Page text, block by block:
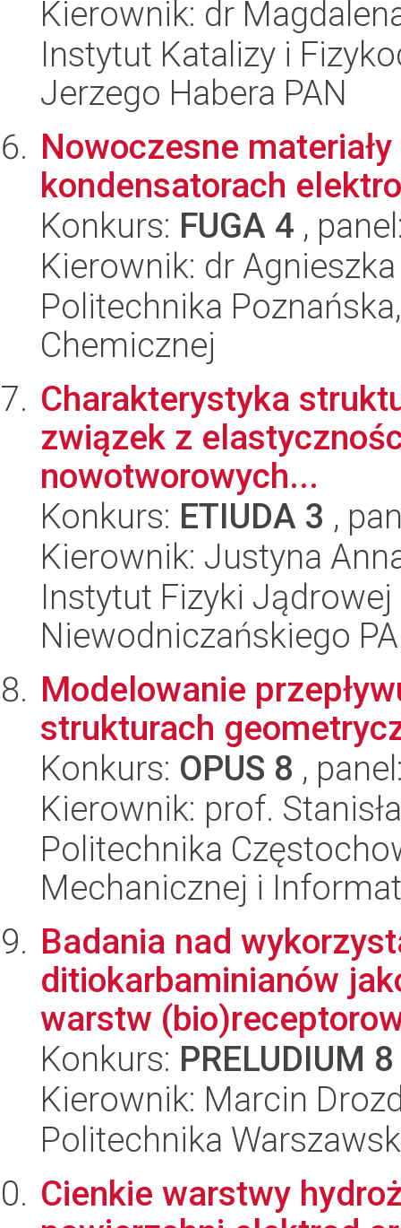
Kierownik: dr
Instytut Katalizy i
Jerzego Habera PAN
Nowoczesne
kondensatorach
Konkurs: FUGA 4 ,
Kierownik: dr
Politechnika
Chemicznej
Charakterystyka
związek z
nowotworowych...
Konkurs: ETIUDA 3 ,
Kierownik: Justyna
Instytut Fizyki
Niewodniczańskiego
Modelowanie
strukturach
Konkurs: OPUS 8 ,
Kierownik: prof.
Politechnika
Mechanicznej i
Badania nad
ditiokarbaminianów
warstw
Konkurs: PRELUDIUM 8
Kierownik: Marcin
Politechnika
Cienkie warstwy